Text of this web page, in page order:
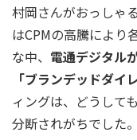
村岡さんがおっしゃ
はCPMの高騰により
な中、 電通デジタル
「ブランデッドダイ
ィングは、どうして
分断されがちでした